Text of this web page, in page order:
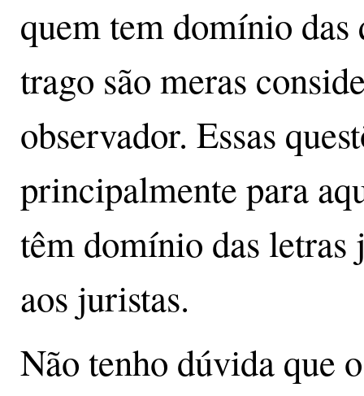
quem tem domínio das
trago são meras
observador. Essas
principalmente para
têm domínio das letras
aos juristas.
Não tenho dúvida que